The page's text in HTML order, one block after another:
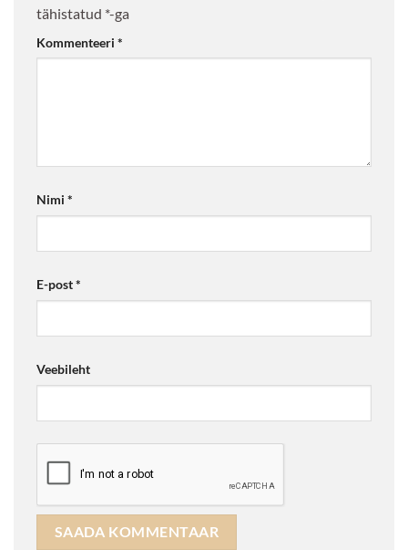
tähistatud *-ga
Kommenteeri *
Nimi *
E-post*
Veebileht